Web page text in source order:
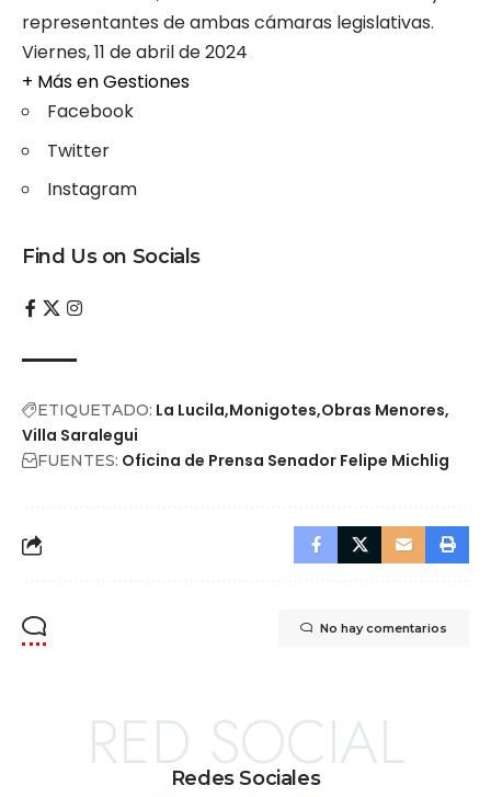
representantes de ambas cámaras legislativas.
Viernes, 11 de abril de 2024
+ Más enGestiones
Facebook
Twitter
Instagram
Find Us on Socials
ETIQUETADO: La Lucila Monigotes Obras Menores
Villa Saralegui
FUENTES: Oficina de Prensa Senador Felipe Michlig
No hay comentarios
Redes Sociales
RED SOCIAL